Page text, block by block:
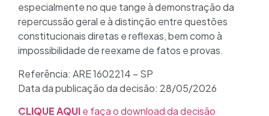
especialmente no que tange à demonstração da
repercussão geral e à distinção entre questões
constitucionais diretas e reflexas, bem como à
impossibilidade de reexame de fatos e provas.
Referência: ARE 1602214 – SP
Data da publicação da decisão: 28/05/2026
CLIQUE AQUIe faça o download da decisão